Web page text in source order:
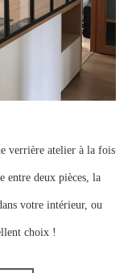
verrière atelier à la fois
entre deux pièces, la
votre intérieur, ou
choix !